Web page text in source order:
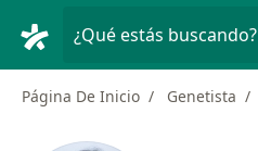
¿Qué estás buscando?
Página De Inicio Genetista